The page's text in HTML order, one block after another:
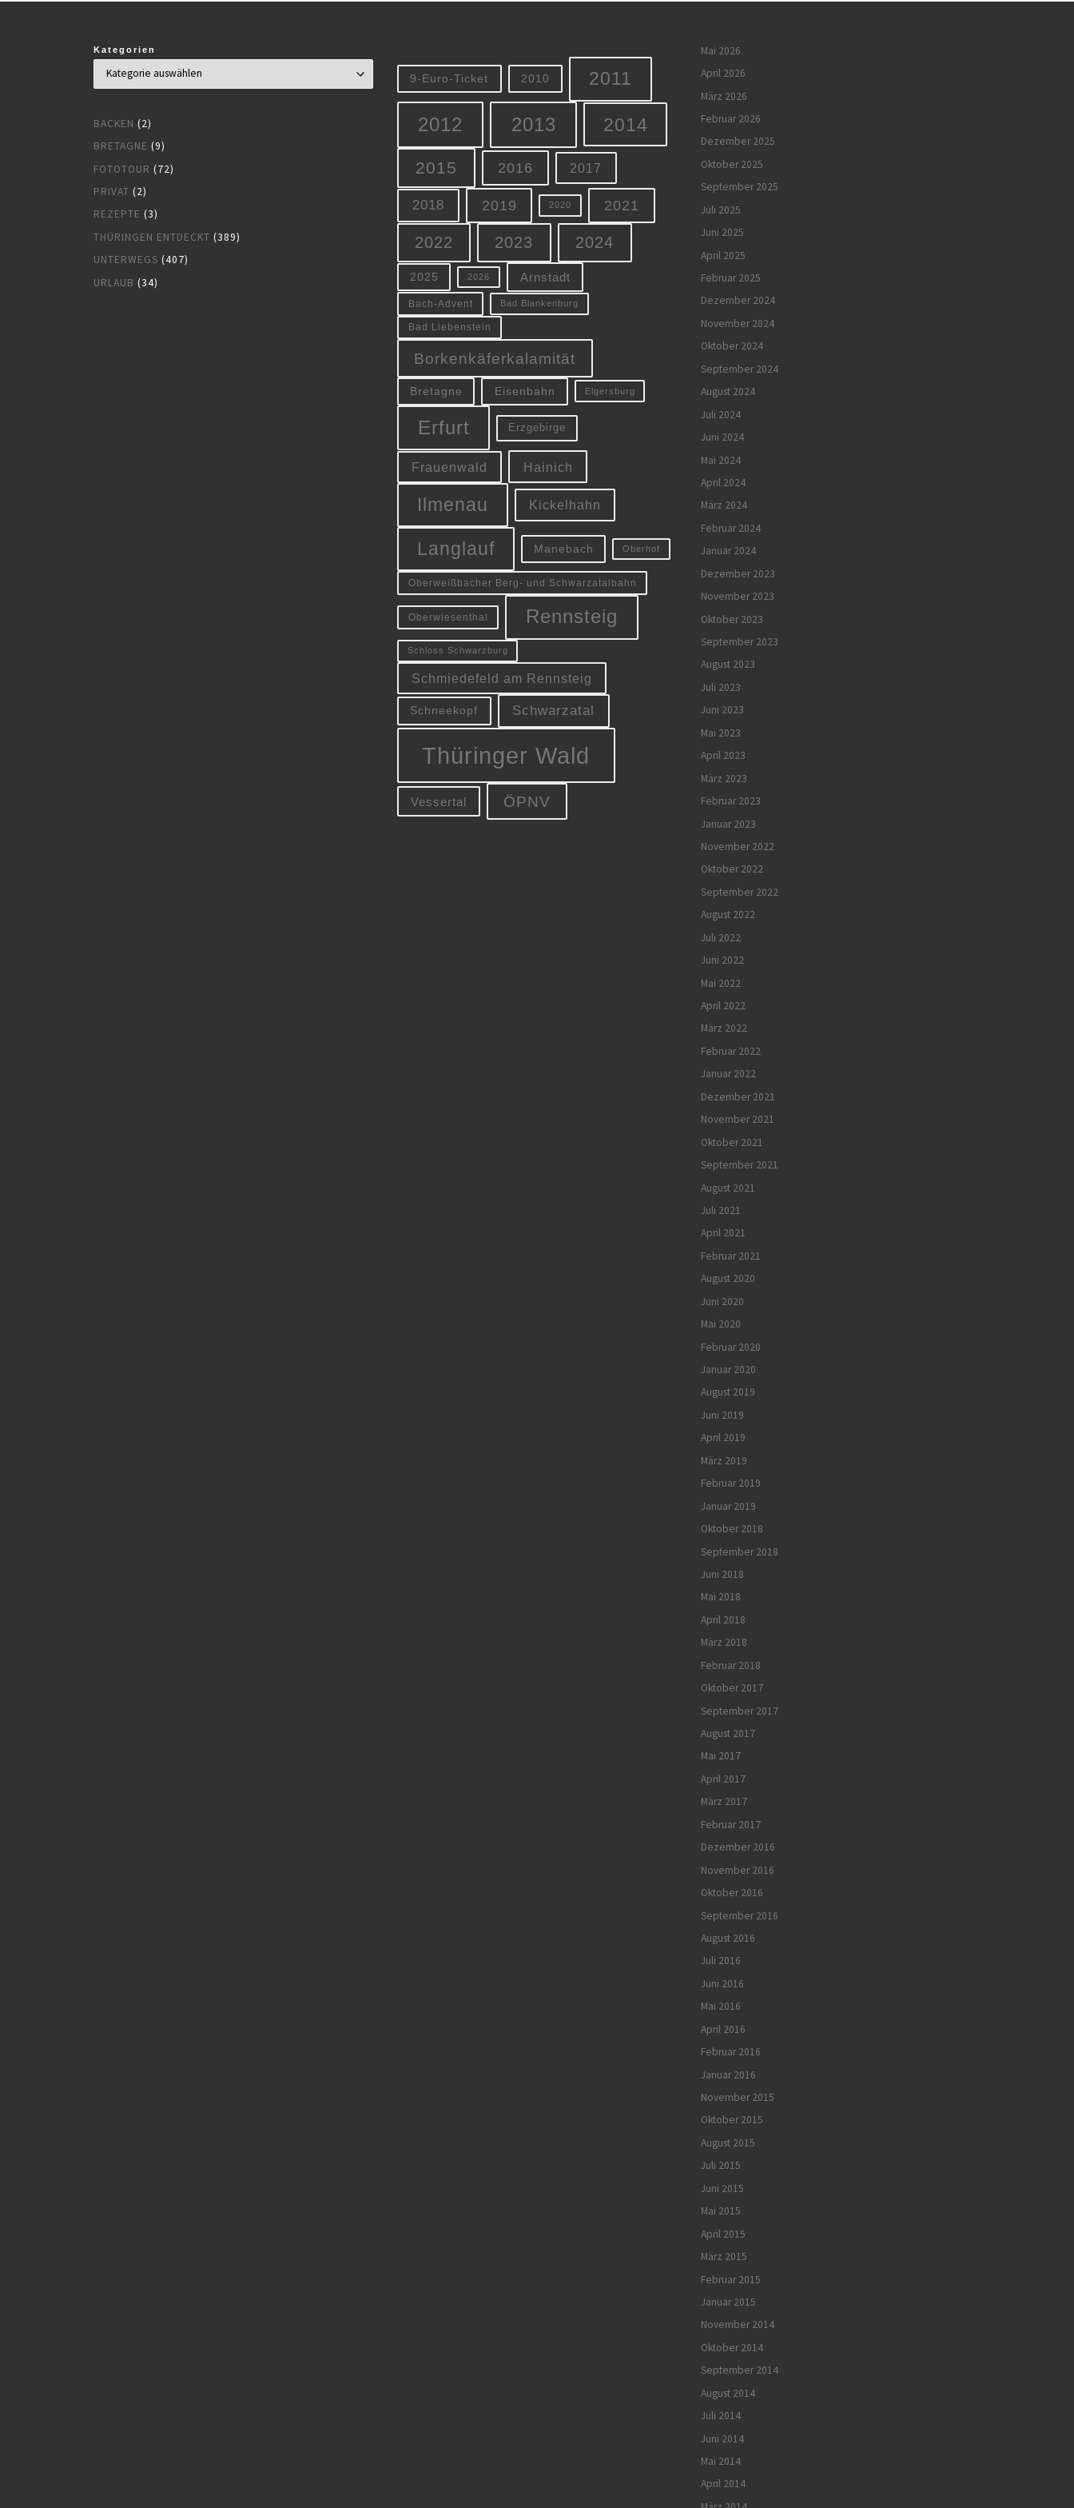
Kategorien
BACKEN (2)
BRETAGNE (9)
FOTOTOUR (72)
PRIVAT (2)
REZEPTE (3)
THÜRINGEN ENTDECKT (389)
UNTERWEGS (407)
URLAUB (34)
9-Euro-Ticket 2010 2011
2012 2013 2014
2015 2016 2017
2018 2019 2020 2021
2022 2023 2024
2025 2026 Arnstadt
Bach-Advent Bad Blankenburg
Bad Liebenstein
Borkenkäferkalamität
Bretagne Eisenbahn Elgersburg
Erfurt Erzgebirge
Frauenwald Hainich
Ilmenau Kickelhahn
Langlauf Manebach Oberhof
Oberweißbacher Berg- und Schwarzatalbahn
Oberwiesenthal Rennsteig
Schloss Schwarzburg
Schmiedefeld am Rennsteig
Schneekopf Schwarzatal
Thüringer Wald
Vessertal ÖPNV
Mai 2026
April 2026
März 2026
Februar 2026
Dezember 2025
Oktober 2025
September 2025
Juli 2025
Juni 2025
April 2025
Februar 2025
Dezember 2024
November 2024
Oktober 2024
September 2024
August 2024
Juli 2024
Juni 2024
Mai 2024
April 2024
März 2024
Februar 2024
Januar 2024
Dezember 2023
November 2023
Oktober 2023
September 2023
August 2023
Juli 2023
Juni 2023
Mai 2023
April 2023
März 2023
Februar 2023
Januar 2023
November 2022
Oktober 2022
September 2022
August 2022
Juli 2022
Juni 2022
Mai 2022
April 2022
März 2022
Februar 2022
Januar 2022
Dezember 2021
November 2021
Oktober 2021
September 2021
August 2021
Juli 2021
April 2021
Februar 2021
August 2020
Juni 2020
Mai 2020
Februar 2020
Januar 2020
August 2019
Juni 2019
April 2019
März 2019
Februar 2019
Januar 2019
Oktober 2018
September 2018
Juni 2018
Mai 2018
April 2018
März 2018
Februar 2018
Oktober 2017
September 2017
August 2017
Mai 2017
April 2017
März 2017
Februar 2017
Dezember 2016
November 2016
Oktober 2016
September 2016
August 2016
Juli 2016
Juni 2016
Mai 2016
April 2016
Februar 2016
Januar 2016
November 2015
Oktober 2015
August 2015
Juli 2015
Juni 2015
Mai 2015
April 2015
März 2015
Februar 2015
Januar 2015
November 2014
Oktober 2014
September 2014
August 2014
Juli 2014
Juni 2014
Mai 2014
April 2014